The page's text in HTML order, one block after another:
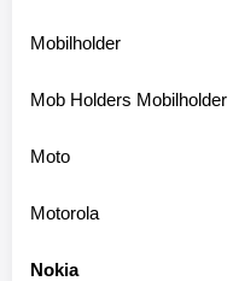
Mobilholder
Mob Holders Mobilholder
Moto
Motorola
Nokia